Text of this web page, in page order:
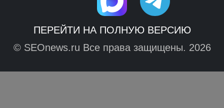
ПЕРЕЙТИ НА ПОЛНУЮ ВЕРСИЮ
© SEOnews.ru Все права защищены. 2026